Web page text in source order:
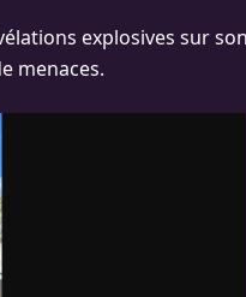
explosives sur son
menaces.